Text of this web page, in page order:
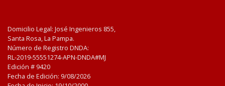
Domicilio Legal: José Ingenieros 855,
Santa Rosa, La Pampa.
Número de Registro DNDA:
RL-2019-55551274-APN-DNDA#MJ
Edición # 9420
Fecha de Edición: 9/08/2026